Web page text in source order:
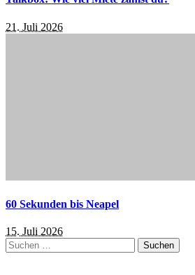
21. Juli 2026
60 Sekunden bis Neapel
15. Juli 2026
Suchen
nach: